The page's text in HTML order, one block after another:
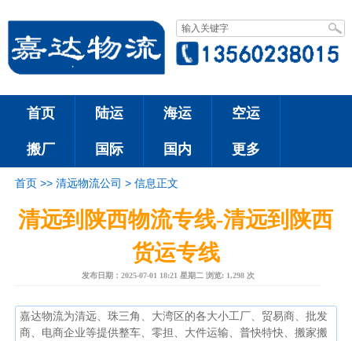
首页 陆运 海运 空运
搬厂 国际 国内 更多
首页 >> 清远物流公司 > 信息正文
清远到陕西物流专线-清远到陕西
货运专线
发布日期： 2025-07-01 18:21 星期二 浏览:1,298 次
嘉达物流为清远、珠三角、大湾区的各大小工厂、贸易商、批发
商、电商企业等提供整车、零担、大件运输、普快特快、搬家搬